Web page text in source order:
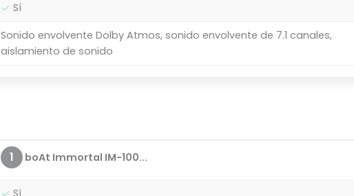
Sí
Sonido envolvente Dolby Atmos, sonido envolvente de 7.1 canales,
aislamiento de sonido
1 boAt Immortal IM-100...